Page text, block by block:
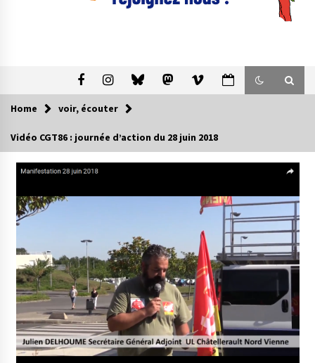
Home voir, écouter
Vidéo CGT86 : journée d’action du 28 juin 2018